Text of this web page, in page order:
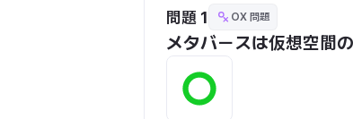
問題 1 OX 問題
メタバースは仮想空間の